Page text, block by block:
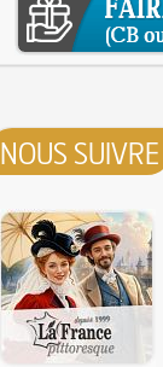
NOUS SUIVRE